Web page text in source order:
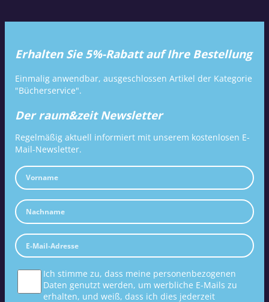
Erhalten Sie 5%-Rabatt auf Ihre Bestellung
Einmalig anwendbar, ausgeschlossen Artikel der Kategorie
"Bücherservice".
Der raum&zeit Newsletter
Regelmäßig aktuell informiert mit unserem kostenlosen E-
Mail-Newsletter.
Ich stimme zu, dass meine personenbezogenen
Daten genutzt werden, um werbliche E-Mails zu
erhalten, und weiß, dass ich dies jederzeit